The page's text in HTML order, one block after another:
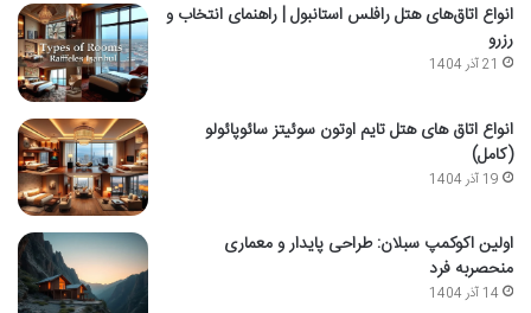
انواع اتاق‌های هتل رافلس استانبول | راهنمای انتخاب و
رزرو
21 آذر 1404
انواع اتاق های هتل تایم اوتون سوئیتز سائوپائولو
(کامل)
19 آذر 1404
اولین اکوکمپ سبلان: طراحی پایدار و معماری
منحصربه فرد
14 آذر 1404